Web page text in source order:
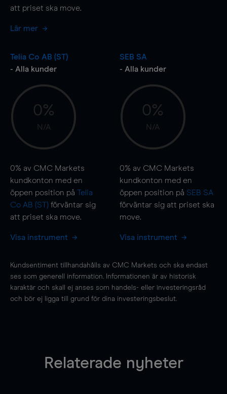
att priset ska move.
Lär mer
Telia Co AB (ST)
- Alla kunder
0%
N/A
0% av CMC Markets
kundkonton med en
öppen position på Telia
Co AB (ST) förväntar sig
att priset ska move.
Visa instrument
SEB SA
- Alla kunder
0%
N/A
0% av CMC Markets
kundkonton med en
öppen position på SEB SA
förväntar sig att priset ska
move.
Visa instrument
Kundsentiment tillhandahålls av CMC Markets och ska endast
ses som generell information. Informationen är av historisk
karaktär och skall ej anses som handels- eller investeringsråd
och bör ej ligga till grund för dina investeringsbeslut.
Relaterade nyheter